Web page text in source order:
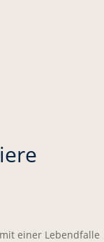
einer Lebendfalle